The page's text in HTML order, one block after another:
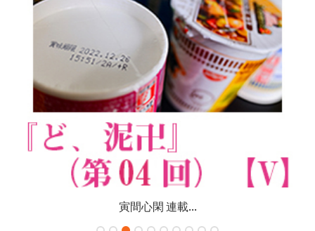
寅間心閑 連載...